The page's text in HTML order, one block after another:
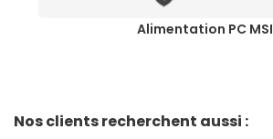
Alimentation PC MSI
Nos clients recherchent aussi :